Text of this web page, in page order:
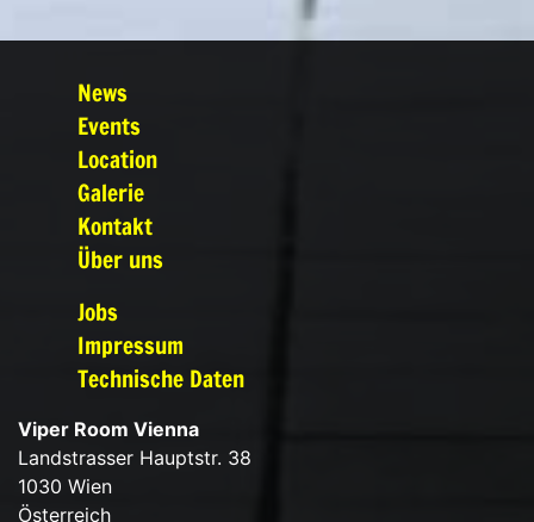
News
Events
Location
Galerie
Kontakt
Über uns
Jobs
Impressum
Technische Daten
Viper Room Vienna
Landstrasser Hauptstr. 38
1030 Wien
Österreich